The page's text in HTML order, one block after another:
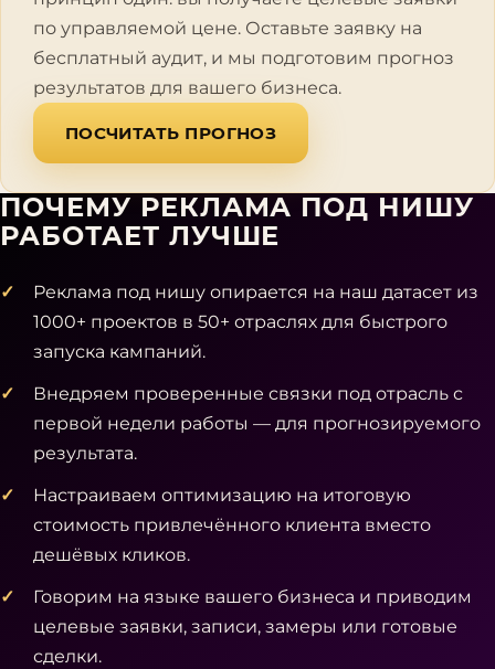
по управляемой цене. Оставьте заявку на
бесплатный аудит, и мы подготовим прогноз
результатов для вашего бизнеса.
ПОСЧИТАТЬ ПРОГНОЗ
ПОЧЕМУ РЕКЛАМА ПОД НИШУ
РАБОТАЕТ ЛУЧШЕ
Реклама под нишу опирается на наш датасет из
1000+ проектов в 50+ отраслях для быстрого
запуска кампаний.
Внедряем проверенные связки под отрасль с
первой недели работы — для прогнозируемого
результата.
Настраиваем оптимизацию на итоговую
стоимость привлечённого клиента вместо
дешёвых кликов.
Говорим на языке вашего бизнеса и приводим
целевые заявки, записи, замеры или готовые
сделки.